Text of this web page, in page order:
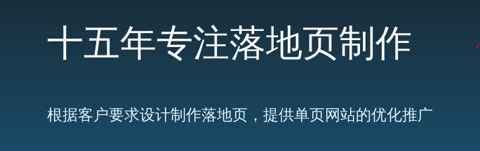
十五年专注落地页制作
根据客户要求设计制作落地页，提供单页网站的优化推广